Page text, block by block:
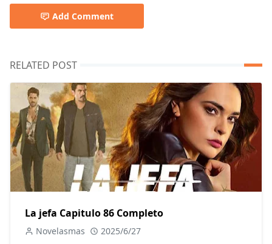
Add Comment
RELATED POST
La jefa Capitulo 86 Completo
Novelasmas 2025/6/27